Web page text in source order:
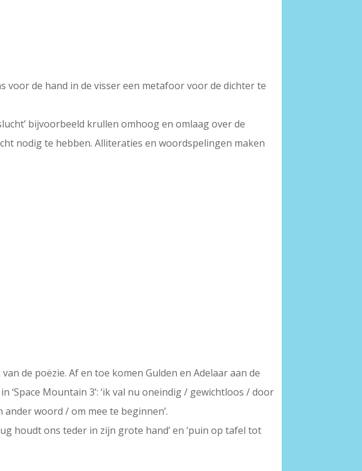
de hand in de visser een metafoor voor de dichter te
bijvoorbeeld krullen omhoog en omlaag over de
nodig te hebben. Alliteraties en woordspelingen maken
de poëzie. Af en toe komen Gulden en Adelaar aan de
Mountain 3’: ‘ik val nu oneindig / gewichtloos / door
ander woord / om mee te beginnen’.
houdt ons teder in zijn grote hand’ en ‘puin op tafel tot